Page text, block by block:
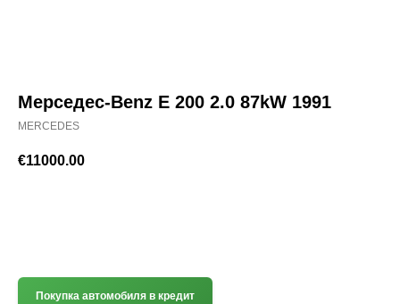
Мерседес-Benz E 200 2.0 87kW 1991
MERCEDES
€11000.00
Покупка автомобиля в кредит